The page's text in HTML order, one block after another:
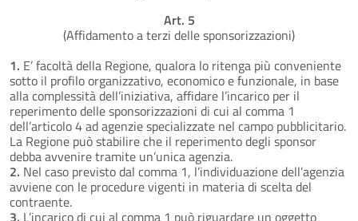
Art. 5
(Affidamento a terzi delle sponsorizzazioni)
1. E’ facoltà della Regione, qualora lo ritenga più conveniente
sotto il profilo organizzativo, economico e funzionale, in base
alla complessità dell’iniziativa, affidare l’incarico per il
reperimento delle sponsorizzazioni di cui al comma 1
dell’articolo 4 ad agenzie specializzate nel campo pubblicitario.
La Regione può stabilire che il reperimento degli sponsor
debba avvenire tramite un’unica agenzia.
2. Nel caso previsto dal comma 1, l’individuazione dell’agenzia
avviene con le procedure vigenti in materia di scelta del
contraente.
3. L’incarico di cui al comma 1 può riguardare un oggetto